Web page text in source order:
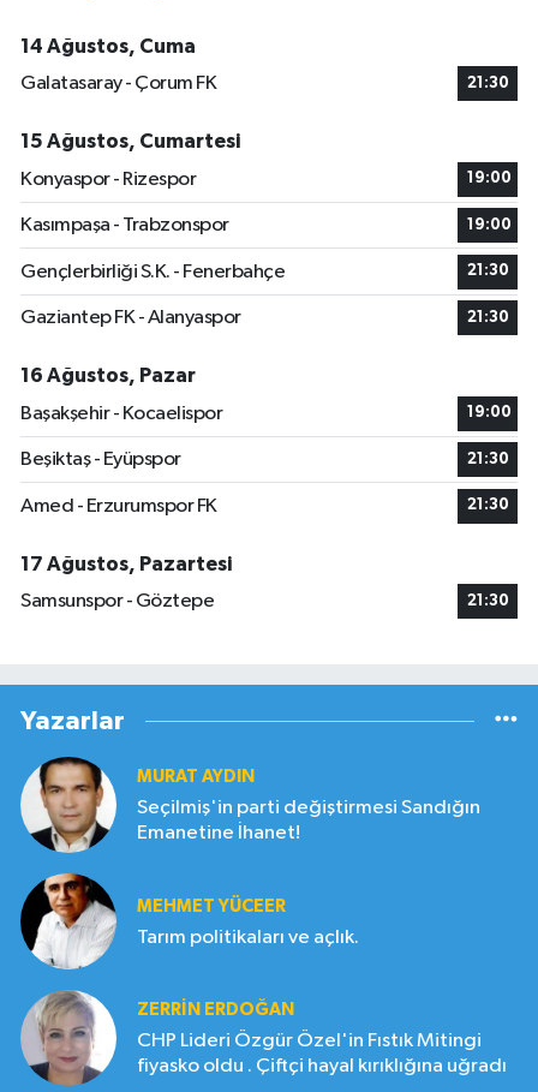
14 Ağustos, Cuma
Galatasaray - Çorum FK
21:30
15 Ağustos, Cumartesi
Konyaspor - Rizespor
19:00
Kasımpaşa - Trabzonspor 19:00
Gençlerbirliği S.K. - Fenerbahçe 21:30
Gaziantep FK - Alanyaspor 21:30
16 Ağustos, Pazar
Başakşehir - Kocaelispor
19:00
Beşiktaş - Eyüpspor 21:30
Amed - Erzurumspor FK 21:30
17 Ağustos, Pazartesi
Samsunspor - Göztepe
21:30
Yazarlar
MURAT AYDIN
Seçilmiş'in parti değiştirmesi Sandığın
Emanetine İhanet!
MEHMET YÜCEER
Tarım politikaları ve açlık.
ZERRIN ERDOĞAN
CHP Lideri Özgür Özel'in Fıstık Mitingi
fiyasko oldu . Çiftçi hayal kırıklığına uğradı